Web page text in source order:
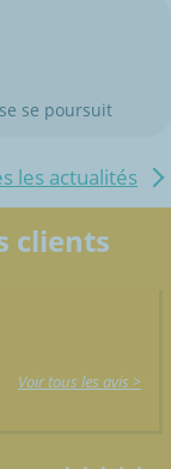
se poursuit
les actualités
clients
Voir tous les avis >